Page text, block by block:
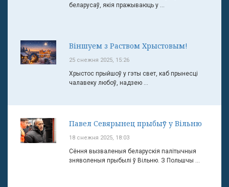
беларусаў, якія пражываюць у ...
Віншуем з Раством Хрыстовым!
25 снежня 2025, 15:26
Хрыстос прыйшоў у гэты свет, каб прынесці
чалавеку любоў, надзею ...
Павел Севярынец прыбыў у Вільню
18 снежня 2025, 18:03
Сёння вызваленыя беларускія палітычныя
зняволеныя прыбылі ў Вільню. З Польшчы ...